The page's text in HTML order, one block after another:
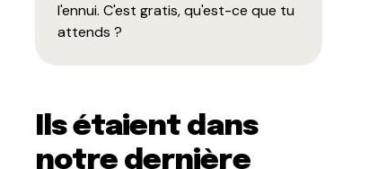
l'ennui. C'est gratis, qu'est-ce que tu
attends ?
Ils étaient dans
notre dernière